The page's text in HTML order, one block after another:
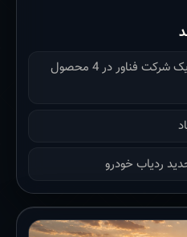
تایید شرکت به عنوان یک شرکت فناور در 4 محصول
ردیاب خودرو